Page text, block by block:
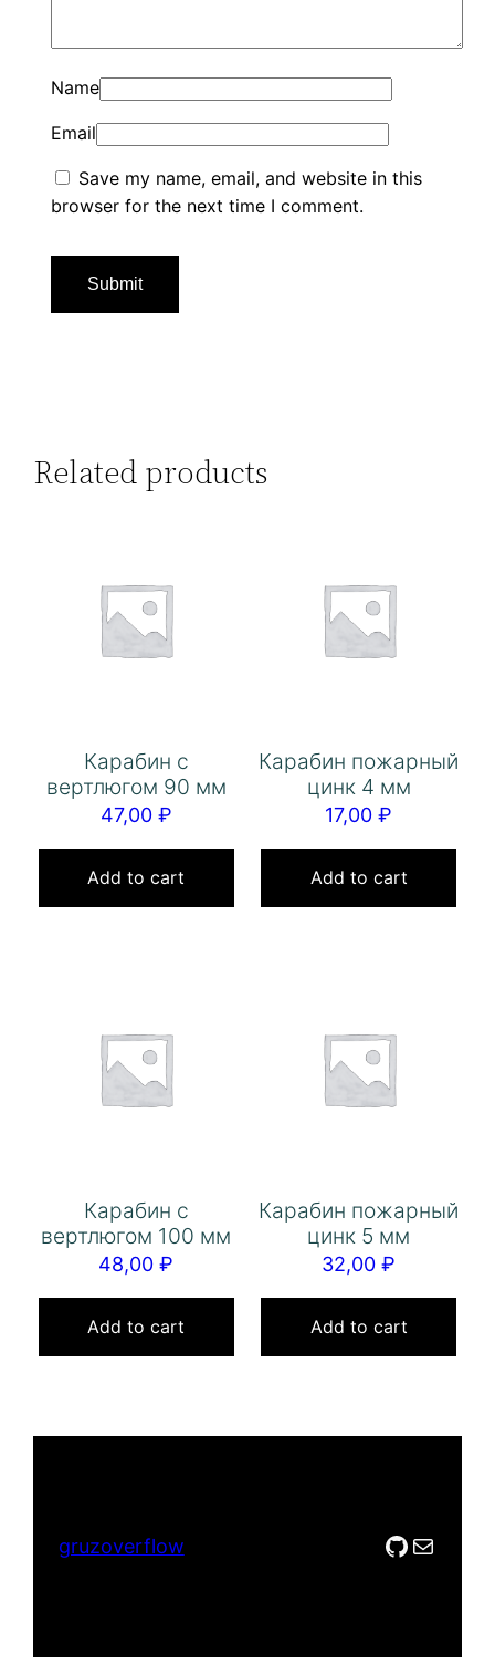
Name
Email
Save my name, email, and website in this
browser for the next time I comment.
Related products
Карабин с
вертлюгом 90 мм
47,00 ₽
Add to cart
Карабин пожарный
цинк 4 мм
17,00₽
Add to cart
Карабин с
вертлюгом 100 мм
48,00₽
Add to cart
Карабин пожарный
цинк 5 мм
32,00₽
Add to cart
gruzoverflow GitHub
Mail